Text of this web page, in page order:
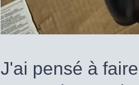
J'ai pensé à